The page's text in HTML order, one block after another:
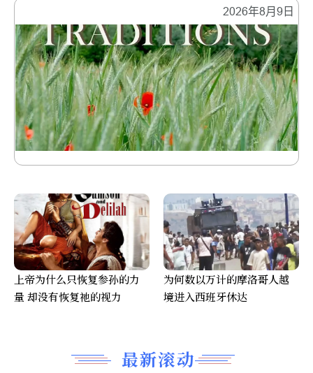
2026年8月9日
最新滚动
上帝为什么只恢复参孙的力
量 却没有恢复祂的视力
为何数以万计的摩洛哥人越
境进入西班牙休达